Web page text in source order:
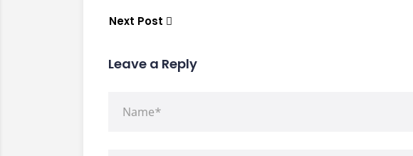
Next Post
Leave a Reply